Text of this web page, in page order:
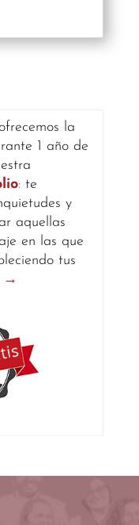
la
1 año de
: te
y
aquellas
en las que
tus
→